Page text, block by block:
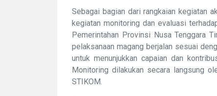
Sebagai bagian dari rangkaian kegiatan
kegiatan monitoring dan evaluasi
Pemerintahan Provinsi Nusa Tenggara
pelaksanaan magang berjalan sesuai
untuk menunjukkan capaian dan
Monitoring dilakukan secara langsung
STIKOM.